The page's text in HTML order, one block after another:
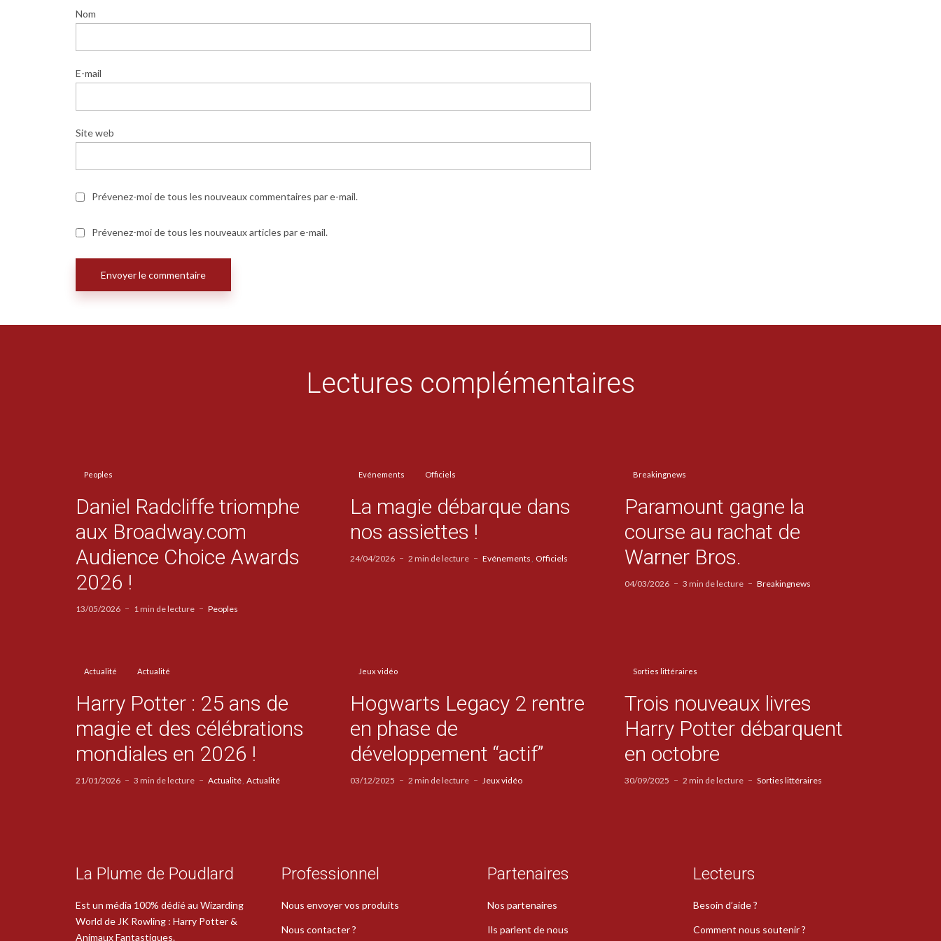
Nom
E-mail
Site web
Prévenez-moi de tous les nouveaux commentaires par e-mail.
Prévenez-moi de tous les nouveaux articles par e-mail.
Lectures complémentaires
Peoples
Daniel Radcliffe triomphe
aux Broadway.com
Audience Choice Awards
2026 !
13/05/2026 1 min de lecture Peoples
Evénements Officiels
La magie débarque dans
nos assiettes !
24/04/2026 2 min de lecture Evénements Officiels
Breakingnews
Paramount gagne la
course au rachat de
Warner Bros.
04/03/2026 3 min de lecture Breakingnews
Actualité Actualité
Harry Potter : 25 ans de
magie et des célébrations
mondiales en 2026 !
21/01/2026 3 min de lecture Actualité Actualité
Jeux vidéo
Hogwarts Legacy 2 rentre
en phase de
développement “actif”
03/12/2025 2 min de lecture Jeux vidéo
Sorties littéraires
Trois nouveaux livres
Harry Potter débarquent
en octobre
30/09/2025 2 min de lecture Sorties littéraires
La Plume de Poudlard
Est un média 100% dédié au Wizarding
World de JK Rowling : Harry Potter &
Animaux Fantastiques.
Professionnel
Nous envoyer vos produits
Nous contacter ?
Partenaires
Nos partenaires
Ils parlent de nous
Lecteurs
Besoin d’aide ?
Comment nous soutenir ?